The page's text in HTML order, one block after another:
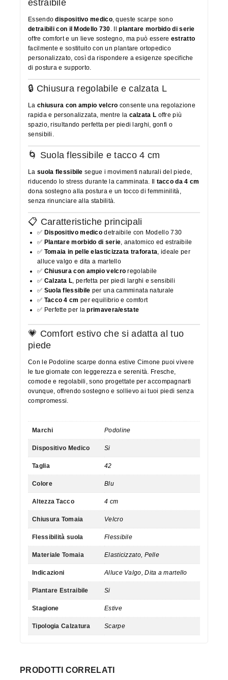
estraibile
Essendodispositivo medico, queste scarpe sono
detraibili con il Modello 730 . Ilplantare morbido di serie
offre comfort e un lieve sostegno, ma può essere estratto
facilmente e sostituito con un plantare ortopedico
personalizzato, così da rispondere a esigenze specifiche
di postura e supporto.
🔒 Chiusura regolabile e calzata L
La chiusura con ampio velcro consente una regolazione
rapida e personalizzata, mentre la calzata L offre più
spazio, risultando perfetta per piedi larghi, gonfi o
sensibili.
🌀 Suola flessibile e tacco 4 cm
La suola flessibile segue i movimenti naturali del piede,
riducendo lo stress durante la camminata. Il tacco da 4 cm
dona sostegno alla postura e un tocco di femminilità,
senza rinunciare alla stabilità.
📋 Caratteristiche principali
✅ Dispositivo medico detraibile con Modello 730
✅ Plantare morbido di serie , anatomico ed estraibile
✅ Tomaia in pelle elasticizzata traforata , ideale per
alluce valgo e dita a martello
✅ Chiusura con ampio velcro regolabile
✅ Calzata L , perfetta per piedi larghi e sensibili
✅ Suola flessibile per una camminata naturale
✅ Tacco 4 cm per equilibrio e comfort
✅ Perfette per laprimavera/estate
💗 Comfort estivo che si adatta al tuo
piede
Con le Podoline scarpe donna estive Cimone puoi vivere
le tue giornate con leggerezza e serenità. Fresche,
comode e regolabili, sono progettate per accompagnarti
ovunque, offrendo sostegno e sollievo ai tuoi piedi senza
compromessi.
Marchi Podoline
Dispositivo Medico Si
Taglia 42
Colore Blu
Altezza Tacco 4 cm
Chiusura Tomaia Velcro
Flessibilità suola Flessibile
Materiale Tomaia Elasticizzato, Pelle
Indicazioni Alluce Valgo, Dita a martello
Plantare Estraibile Si
Stagione Estive
Tipologia Calzatura Scarpe
PRODOTTI CORRELATI